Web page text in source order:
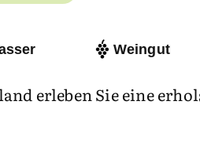
Weingut
erleben Sie eine